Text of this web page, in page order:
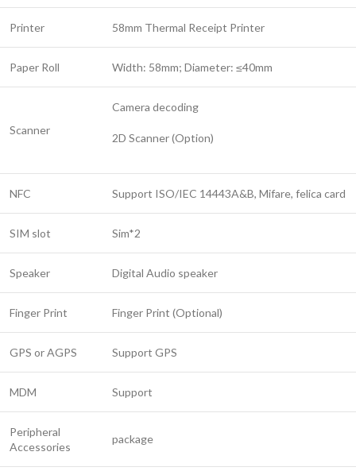
Printer 58mm Thermal Receipt Printer
Paper Roll Width: 58mm; Diameter: ≤40mm
Scanner
Camera decoding
2D Scanner (Option)
NFC Support ISO/IEC 14443A&B, Mifare, felica card
SIM slot Sim*2
Speaker Digital Audio speaker
Finger Print Finger Print (Optional)
GPS or AGPS Support GPS
MDM Support
Peripheral
Accessories
package